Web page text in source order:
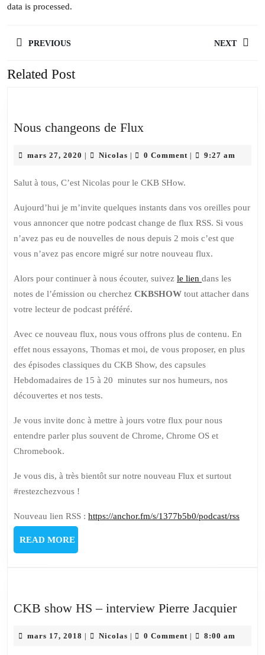
data is processed.
de
l’article
PREVIOUS
Previous
NEXT
Related Post
Nous changeons de FluxNous
de
mars 27, 2020 mars
| NicolasNicolas
| 0 Comment | 9:27 am
Salut à tous, C’est Nicolas pour le CKB SHow.
Aujourd’hui je m’invite quelques instants dans vos oreilles pour
vous annoncer que notre podcast change de flux RSS. Si vous
n’avez pas eu de nouvelles de nous depuis 2 mois c’est que
vous n’avez pas encore migré sur notre nouveau flux.
Alors pour continuer à nous écouter, suivez le lien dans les
notes de l’émission ou cherchez CKBSHOW tout attacher dans
votre lecteur de podcast préféré.
Avec ce nouveau flux, nous vous offrons plus de contenu. En
effet nous essayons, Thomas et moi, de vous proposer, en plus
des épisodes classiques du CKB Show, des capsules
Hebdomadaires de 15 à 20 minutes sur nos humeurs, nos
découvertes et nos tests.
Je vous invite donc à mettre à jours votre flux pour nous
entendre parler plus souvent de Chrome, Chrome OS et
Chromebook.
Je vous dis, à très bientôt sur notre nouveau Flux et surtout
#restezchezvous !
Nouveau lien RSS : https://anchor.fm/s/1377b5b0/podcast/rss
READ MOREREAD
MORE
CKB show HS – interview Pierre JacquierCKB
mars 17, 2018 mars
| NicolasNicolas
| 0 Comment | 8:00 am